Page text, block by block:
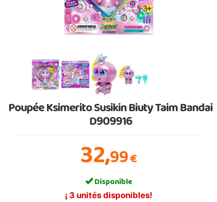
Poupée Ksimerito Susikin Biuty Taim Bandai
D909916
32,99€
Disponible
¡ 3 unités disponibles!